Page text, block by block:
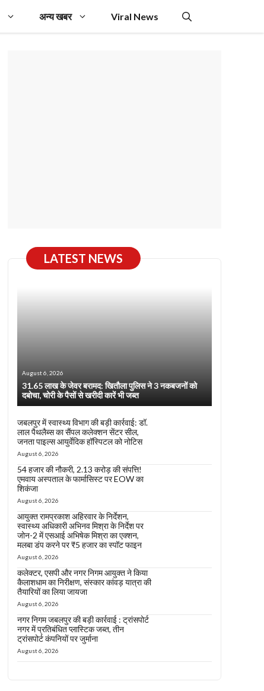
अन्य खबर Viral News
LATEST NEWS
August 6, 2026
31.65 लाख के जेवर बरामद: खितौला पुलिस ने 3 नकबजनों को
दबोचा, चोरी के पैसों से खरीदी कारें भी जब्त
जबलपुर में स्वास्थ्य विभाग की बड़ी कार्रवाई: डॉ.
लाल पैथलैब्स का सैंपल कलेक्शन सेंटर सील,
जनता पाइल्स आयुर्वेदिक हॉस्पिटल को नोटिस
August 6, 2026
54 हजार की नौकरी, 2.13 करोड़ की संपत्ति!
एमवाय अस्पताल के फार्मासिस्ट पर EOW का
शिकंजा
August 6, 2026
आयुक्त रामप्रकाश अहिरवार के निर्देशन,
स्वास्थ्य अधिकारी अभिनव मिश्रा के निर्देश पर
जोन-2 में एसआई अभिषेक मिश्रा का एक्शन,
मलबा डंप करने पर ₹5 हजार का स्पॉट फाइन
August 6, 2026
कलेक्टर, एसपी और नगर निगम आयुक्त ने किया
कैलाशधाम का निरीक्षण, संस्कार कांवड़ यात्रा की
तैयारियों का लिया जायजा
August 6, 2026
नगर निगम जबलपुर की बड़ी कार्रवाई : ट्रांसपोर्ट
नगर में प्रतिबंधित प्लास्टिक जब्त, तीन
ट्रांसपोर्ट कंपनियों पर जुर्माना
August 6, 2026